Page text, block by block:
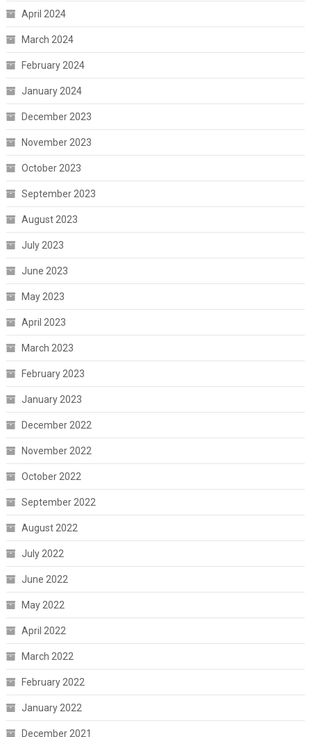
April 2024
March 2024
February 2024
January 2024
December 2023
November 2023
October 2023
September 2023
August 2023
July 2023
June 2023
May 2023
April 2023
March 2023
February 2023
January 2023
December 2022
November 2022
October 2022
September 2022
August 2022
July 2022
June 2022
May 2022
April 2022
March 2022
February 2022
January 2022
December 2021